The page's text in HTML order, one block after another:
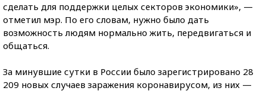
сделать для поддержки целых секторов экономики», —
отметил мэр. По его словам, нужно было дать
возможность людям нормально жить, передвигаться и
общаться.
За минувшие сутки в России было зарегистрировано 28
209 новых случаев заражения коронавирусом, из них —